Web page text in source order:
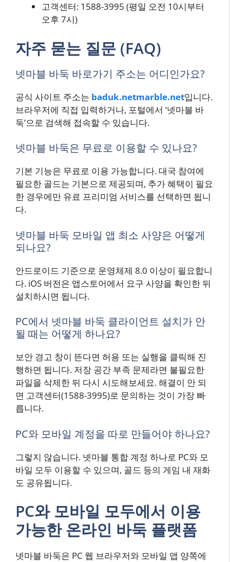
고객센터: 1588-3995 (평일 오전 10시부터
오후 7시)
자주 묻는 질문 (FAQ)
넷마블 바둑 바로가기 주소는 어디인가요?
공식 사이트 주소는 baduk.netmarble.net입니다.
브라우저에 직접 입력하거나, 포털에서 ‘넷마블 바
둑’으로 검색해 접속할 수 있습니다.
넷마블 바둑은 무료로 이용할 수 있나요?
기본 기능은 무료로 이용 가능합니다. 대국 참여에
필요한 골드는 기본으로 제공되며, 추가 혜택이 필요
한 경우에만 유료 프리미엄 서비스를 선택하면 됩니
다.
넷마블 바둑 모바일 앱 최소 사양은 어떻게
되나요?
안드로이드 기준으로 운영체제 8.0 이상이 필요합니
다. iOS 버전은 앱스토어에서 요구 사양을 확인한 뒤
설치하시면 됩니다.
PC에서 넷마블 바둑 클라이언트 설치가 안
될 때는 어떻게 하나요?
보안 경고 창이 뜬다면 허용 또는 실행을 클릭해 진
행하면 됩니다. 저장 공간 부족 문제라면 불필요한
파일을 삭제한 뒤 다시 시도해보세요. 해결이 안 되
면 고객센터(1588-3995)로 문의하는 것이 가장 빠
릅니다.
PC와 모바일 계정을 따로 만들어야 하나요?
그렇지 않습니다. 넷마블 통합 계정 하나로 PC와 모
바일 모두 이용할 수 있으며, 골드 등의 게임 내 재화
도 공유됩니다.
PC와 모바일 모두에서 이용
가능한 온라인 바둑 플랫폼
넷마블 바둑은 PC 웹 브라우저와 모바일 앱 양쪽에